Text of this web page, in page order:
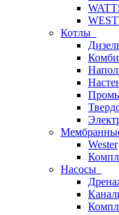
Котлы
Wester
Насосы